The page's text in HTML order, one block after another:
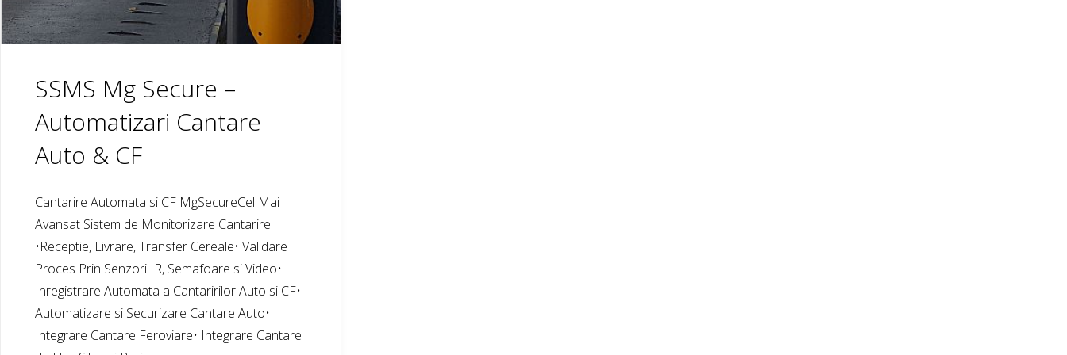
SSMS Mg Secure –
Automatizari Cantare
Auto & CF
Cantarire Automata si CF MgSecureCel Mai
Avansat Sistem de Monitorizare Cantarire
•Receptie, Livrare, Transfer Cereale• Validare
Proces Prin Senzori IR, Semafoare si Video•
Inregistrare Automata a Cantaririlor Auto si CF•
Automatizare si Securizare Cantare Auto•
Integrare Cantare Feroviare• Integrare Cantare